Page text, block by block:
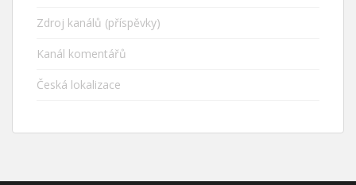
Zdroj kanálů (příspěvky)
Kanál komentářů
Česká lokalizace